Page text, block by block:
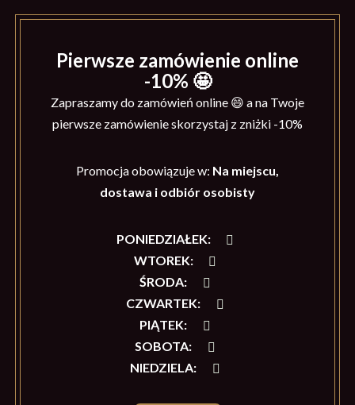
Pierwsze zamówienie online
-10% 🤩
Zapraszamy do zamówień online 😄 a na Twoje
pierwsze zamówienie skorzystaj z zniżki -10%
Promocja obowiązuje w: Na miejscu,
dostawa i odbiór osobisty
PONIEDZIAŁEK:
WTOREK:
ŚRODA:
CZWARTEK:
PIĄTEK:
SOBOTA:
NIEDZIELA: